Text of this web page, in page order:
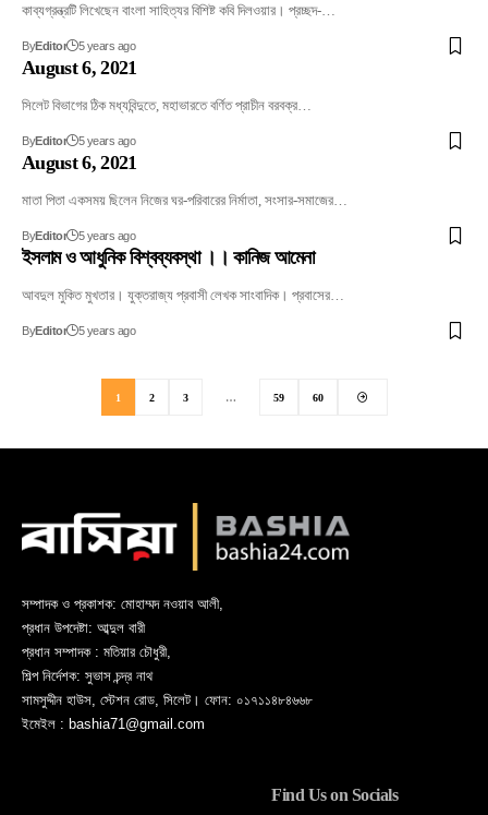
কাব্যগ্রন্ত্রটি লিখেছেন বাংলা সাহিত্যর বিশিষ্ট কবি দিলওয়ার। প্রচ্ছদ-…
ByEditor 5 years ago
August 6, 2021
সিলেট বিভাগের ঠিক মধ্যবিন্দুতে, মহাভারতে বর্ণিত প্রাচীন বরবক্র…
ByEditor 5 years ago
August 6, 2021
মাতা পিতা একসময় ছিলেন নিজের ঘর-পরিবারের নির্মাতা, সংসার-সমাজের…
ByEditor 5 years ago
ইসলাম ও আধুনিক বিশ্বব্যবস্থা ।। কানিজ আমেনা
আবদুল মুকিত মুখতার। যুক্তরাজ্য প্রবাসী লেখক সাংবাদিক। প্রবাসের…
ByEditor 5 years ago
1 2 3 … 59 60
সম্পাদক ও প্রকাশক: মোহাম্মদ নওয়াব আলী,
প্রধান উপদেষ্টা: আব্দুল বারী
প্রধান সম্পাদক : মতিয়ার চৌধুরী,
শিল্প নির্দেশক: সুভাস চন্দ্র নাথ
সামসুদ্দীন হাউস, স্টেশন রোড, সিলেট। ফোন: ০১৭১১৪৮৪৬৬৮
ইমেইল : bashia71@gmail.com
Find Us on Socials